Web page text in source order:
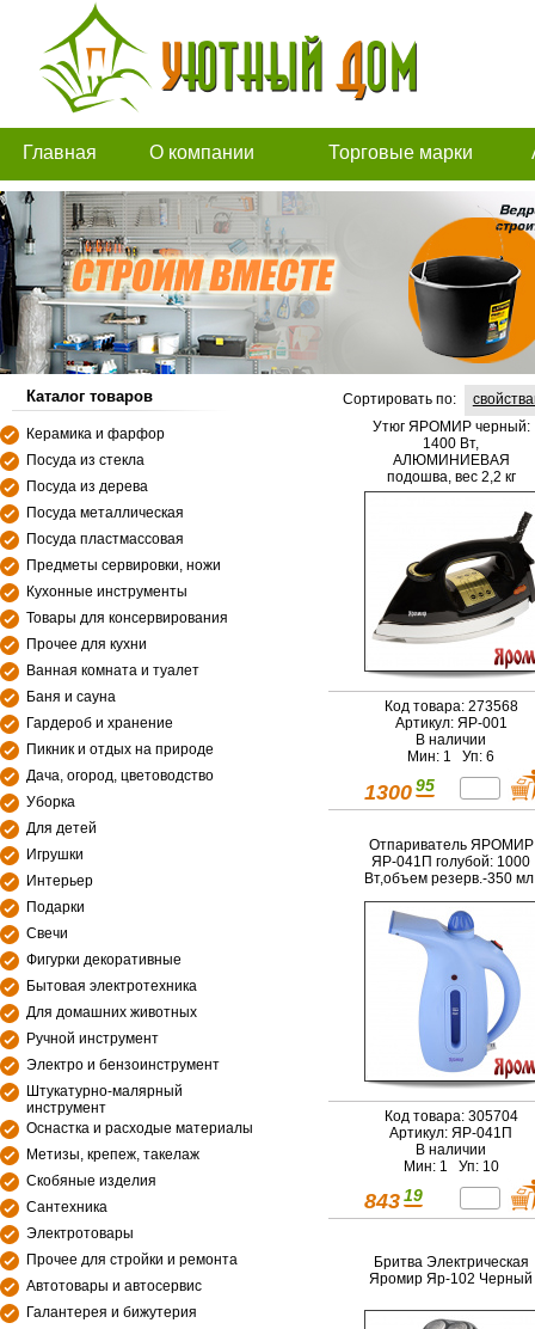
Главная О компании Торговые марки
Каталог товаров
Керамика и фарфор
Посуда из стекла
Посуда из дерева
Посуда металлическая
Посуда пластмассовая
Предметы сервировки, ножи
Кухонные инструменты
Товары для консервирования
Прочее для кухни
Ванная комната и туалет
Баня и сауна
Гардероб и хранение
Пикник и отдых на природе
Дача, огород, цветоводство
Уборка
Для детей
Игрушки
Интерьер
Подарки
Свечи
Фигурки декоративные
Бытовая электротехника
Для домашних животных
Ручной инструмент
Электро и бензоинструмент
Штукатурно-малярный
инструмент
Оснастка и расходые материалы
Метизы, крепеж, такелаж
Скобяные изделия
Сантехника
Электротовары
Прочее для стройки и ремонта
Автотовары и автосервис
Галантерея и бижутерия
Сортировать по:
Утюг ЯРОМИР черный:
1400 Вт,
АЛЮМИНИЕВАЯ
подошва, вес 2,2 кг
Код товара: 273568
Артикул: ЯР-001
В наличии
Мин: 1 Уп: 6
1300 95
Отпариватель ЯРОМИР
ЯР-041П голубой: 1000
Вт,объем резерв.-350
Код товара: 305704
Артикул: ЯР-041П
В наличии
Мин: 1 Уп: 10
843 19
Бритва Электрическая
Яромир Яр-102 Черный